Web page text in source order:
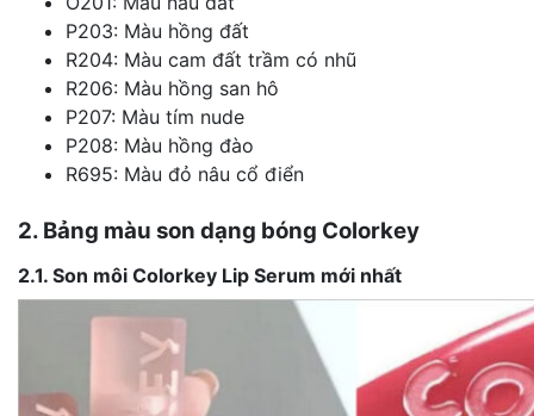
P203: Màu hồng đất
R204: Màu cam đất trầm có nhũ
R206: Màu hồng san hô
P207: Màu tím nude
P208: Màu hồng đào
R695: Màu đỏ nâu cổ điển
2. Bảng màu son dạng bóng Colorkey
2.1. Son môi Colorkey Lip Serum mới nhất